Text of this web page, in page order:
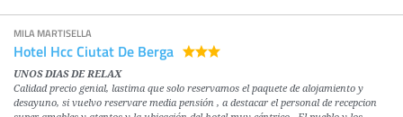
MILA MARTISELLA
Hotel Hcc Ciutat De Berga
UNOS DIAS DE RELAX
Calidad precio genial, lastima que solo reservamos el paquete de alojamiento y
desayuno, si vuelvo reservare media pensión , a destacar el personal de recepcion